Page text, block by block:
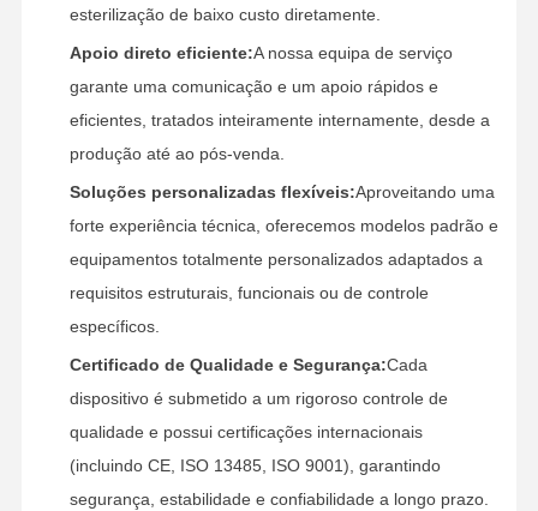
esterilização de baixo custo diretamente.
Apoio direto eficiente:A nossa equipa de serviço
garante uma comunicação e um apoio rápidos e
eficientes, tratados inteiramente internamente, desde a
produção até ao pós-venda.
Soluções personalizadas flexíveis:Aproveitando uma
forte experiência técnica, oferecemos modelos padrão e
equipamentos totalmente personalizados adaptados a
requisitos estruturais, funcionais ou de controle
específicos.
Certificado de Qualidade e Segurança:Cada
dispositivo é submetido a um rigoroso controle de
qualidade e possui certificações internacionais
(incluindo CE, ISO 13485, ISO 9001), garantindo
segurança, estabilidade e confiabilidade a longo prazo.